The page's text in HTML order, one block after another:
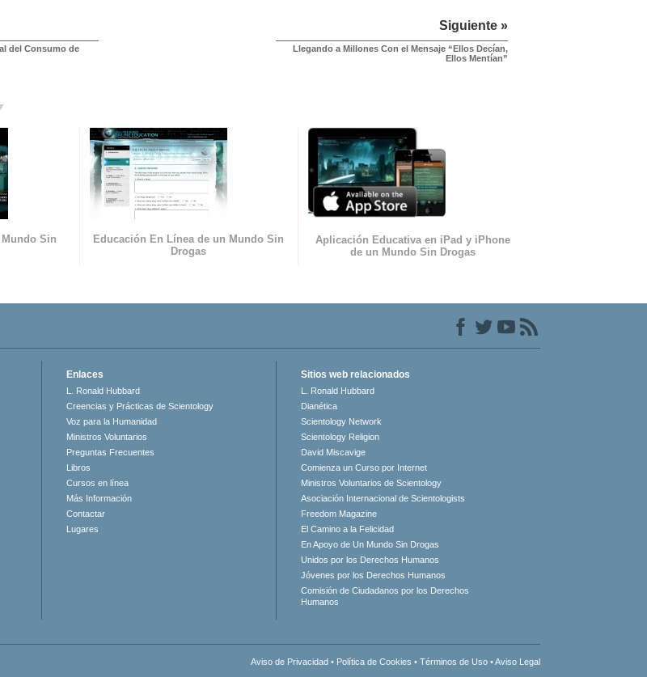
del Consumo de
Siguiente »
Llegando a Millones Con el Mensaje “Ellos Decían,
Ellos Mentían”
Sin
Educación En Línea de un Mundo Sin
Drogas
Aplicación Educativa en iPad y iPhone
de un Mundo Sin Drogas
Enlaces
L. Ronald Hubbard
Creencias y Prácticas de Scientology
Voz para la Humanidad
Ministros Voluntarios
Preguntas Frecuentes
Libros
Cursos en línea
Más Información
Contactar
Lugares
Sitios web relacionados
L. Ronald Hubbard
Dianética
Scientology Network
Scientology Religion
David Miscavige
Comienza un Curso por Internet
Ministros Voluntarios de Scientology
Asociación Internacional de Scientologists
Freedom Magazine
El Camino a la Felicidad
En Apoyo de Un Mundo Sin Drogas
Unidos por los Derechos Humanos
Jóvenes por los Derechos Humanos
Comisión de Ciudadanos por los Derechos
Humanos
Aviso de Privacidad • Política de Cookies • Términos de Uso •Aviso Legal